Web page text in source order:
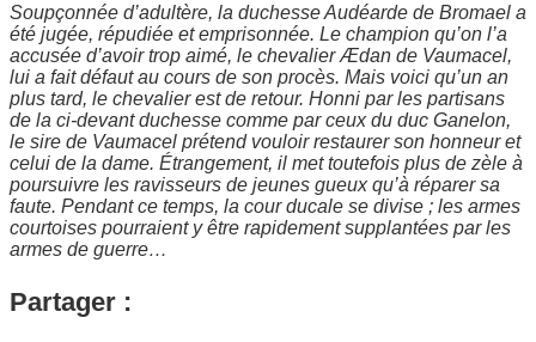
Soupçonnée d’adultère, la duchesse Audéarde de Bromael a
été jugée, répudiée et emprisonnée. Le champion qu’on l’a
accusée d’avoir trop aimé, le chevalier Ædan de Vaumacel,
lui a fait défaut au cours de son procès. Mais voici qu’un an
plus tard, le chevalier est de retour. Honni par les partisans
de la ci-devant duchesse comme par ceux du duc Ganelon,
le sire de Vaumacel prétend vouloir restaurer son honneur et
celui de la dame. Étrangement, il met toutefois plus de zèle à
poursuivre les ravisseurs de jeunes gueux qu’à réparer sa
faute. Pendant ce temps, la cour ducale se divise ; les armes
courtoises pourraient y être rapidement supplantées par les
armes de guerre…
Partager :